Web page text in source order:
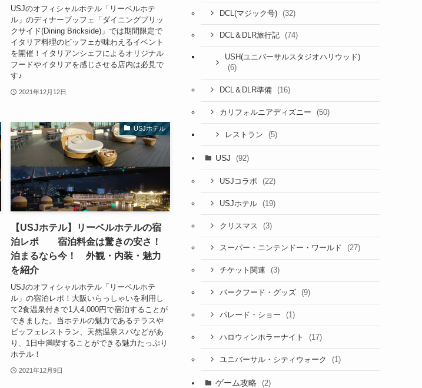
USJのオフィシャルホテル「リーベルホテ
ル」のディナーブッフェ「ダイニングブリッ
クサイド(Dining Brickside)」では期間限定で
イタリア料理のビッフェが味わえるイベント
を開催！イタリアンシェフによるオリジナル
フードやイタリアを感じさせる店内は必見で
す♪
2021年12月12日
USJホテル
【USJホテル】リーベルホテルの宿
泊レポ 宿泊料金は驚きの安さ！
泊まるなら今！ 外観・内装・魅力
を紹介
USJのオフィシャルホテル「リーベルホテ
ル」の宿泊レポ！大阪いらっしゃいを利用し
て2食温泉付きで1人4,000円で宿泊することが
できました。当ホテルの魅力であるテラスや
ビッフェレストラン、天然温泉スパなどがあ
り、1日中満喫することができる魅力たっぷり
ホテル！
2021年12月9日
DCL(マジック号) (32)
DCL＆DLR旅行記 (74)
USH(ユニバーサルスタジオハリウッド)
(6)
DCL＆DLR準備 (16)
カリフォルニアディズニー (50)
レストラン (5)
USJ (92)
USJコラボ (22)
USJホテル (19)
クリスマス (3)
スーパー・ニンテンドー・ワールド (27)
チケット関連 (3)
パークフード・グッズ (9)
パレード・ショー (1)
ハロウィンホラーナイト (17)
ユニバーサル・シティウォーク (1)
ゲーム攻略 (2)